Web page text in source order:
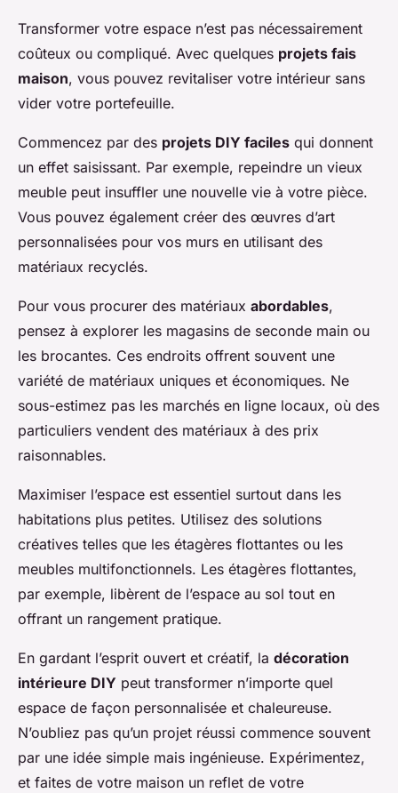
Transformer votre espace n’est pas nécessairement
coûteux ou compliqué. Avec quelques projets fais
maison, vous pouvez revitaliser votre intérieur sans
vider votre portefeuille.
Commencez par des projets DIY faciles qui donnent
un effet saisissant. Par exemple, repeindre un vieux
meuble peut insuffler une nouvelle vie à votre pièce.
Vous pouvez également créer des œuvres d’art
personnalisées pour vos murs en utilisant des
matériaux recyclés.
Pour vous procurer des matériaux abordables,
pensez à explorer les magasins de seconde main ou
les brocantes. Ces endroits offrent souvent une
variété de matériaux uniques et économiques. Ne
sous-estimez pas les marchés en ligne locaux, où des
particuliers vendent des matériaux à des prix
raisonnables.
Maximiser l’espace est essentiel surtout dans les
habitations plus petites. Utilisez des solutions
créatives telles que les étagères flottantes ou les
meubles multifonctionnels. Les étagères flottantes,
par exemple, libèrent de l’espace au sol tout en
offrant un rangement pratique.
En gardant l’esprit ouvert et créatif, la décoration
intérieure DIY peut transformer n’importe quel
espace de façon personnalisée et chaleureuse.
N’oubliez pas qu’un projet réussi commence souvent
par une idée simple mais ingénieuse. Expérimentez,
et faites de votre maison un reflet de votre